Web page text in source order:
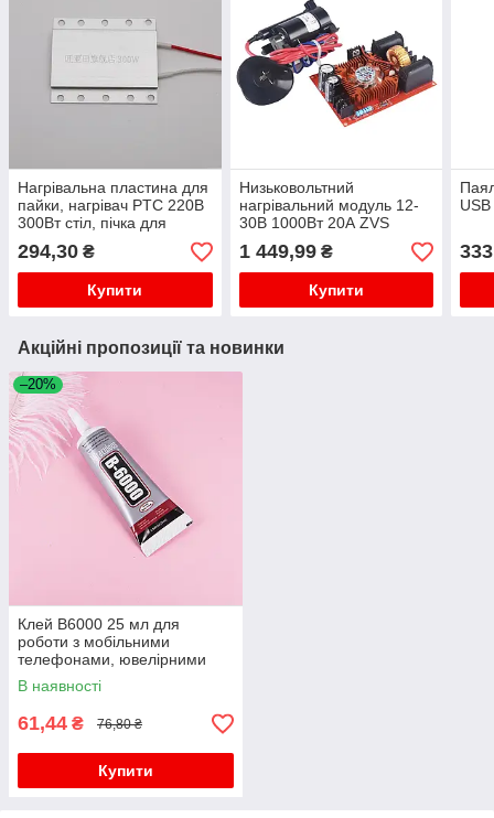
Нагрівальна пластина для
пайки, нагрівач PTC 220В
300Вт стіл, пічка для
пайки світлодіодів LED
SMD BGA
294,30 ₴
Купити
Низьковольтний
нагрівальний модуль 12-
30В 1000Вт 20А ZVS
індукційна плата Flyback
Driver драйвер індукційна
плата Flyback Driver
1 449,99₴
Купити
USB
Акційні пропозиції та новинки
–20%
Клей B6000 25 мл для
роботи з мобільними
телефонами, ювелірними
виробами, біжутерією
В наявності
61,44 ₴ 76,80 ₴
Купити